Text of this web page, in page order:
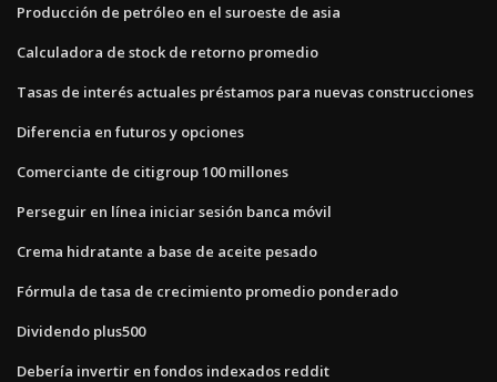
Producción de petróleo en el suroeste de asia
Calculadora de stock de retorno promedio
Tasas de interés actuales préstamos para nuevas construcciones
Diferencia en futuros y opciones
Comerciante de citigroup 100 millones
Perseguir en línea iniciar sesión banca móvil
Crema hidratante a base de aceite pesado
Fórmula de tasa de crecimiento promedio ponderado
Dividendo plus500
Debería invertir en fondos indexados reddit